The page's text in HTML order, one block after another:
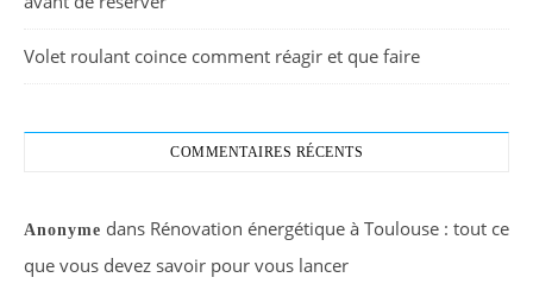
Volet roulant coince comment réagir et que faire
COMMENTAIRES RÉCENTS
Anonyme dans Rénovation énergétique à Toulouse : tout ce
que vous devez savoir pour vous lancer